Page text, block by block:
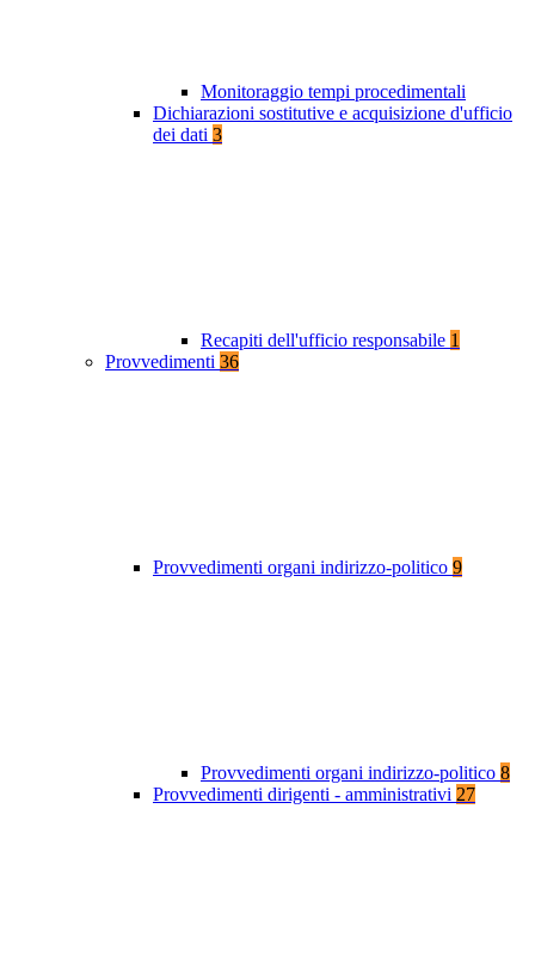
Monitoraggio tempi procedimentali
Dichiarazioni sostitutive e acquisizione d'ufficio
dei dati 3
Recapiti dell'ufficio responsabile 1
Provvedimenti 36
Provvedimenti organi indirizzo-politico 9
Provvedimenti organi indirizzo-politico 8
Provvedimenti dirigenti - amministrativi 27